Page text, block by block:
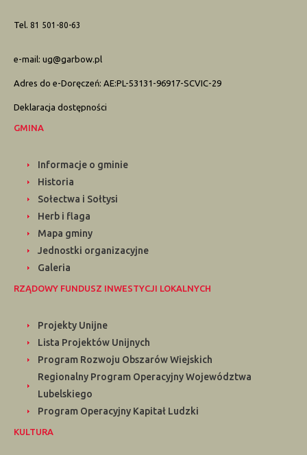
Tel. 81 501-80-63
e-mail: ug@garbow.pl
Adres do e-Doręczeń: AE:PL-53131-96917-SCVIC-29
Deklaracja dostępności
GMINA
Informacje o gminie
Historia
Sołectwa i Sołtysi
Herb i flaga
Mapa gminy
Jednostki organizacyjne
Galeria
RZĄDOWY FUNDUSZ INWESTYCJI LOKALNYCH
Projekty Unijne
Lista Projektów Unijnych
Program Rozwoju Obszarów Wiejskich
Regionalny Program Operacyjny Województwa
Lubelskiego
Program Operacyjny Kapitał Ludzki
KULTURA